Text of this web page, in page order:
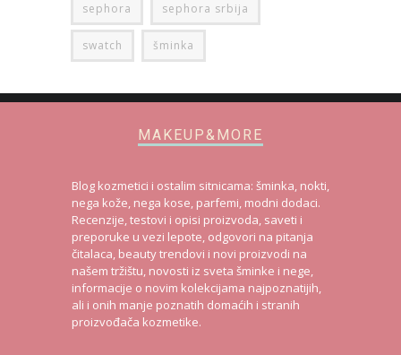
sephora sephora srbija
swatch šminka
MAKEUP&MORE
Blog kozmetici i ostalim sitnicama: šminka, nokti,
nega kože, nega kose, parfemi, modni dodaci.
Recenzije, testovi i opisi proizvoda, saveti i
preporuke u vezi lepote, odgovori na pitanja
čitalaca, beauty trendovi i novi proizvodi na
našem tržištu, novosti iz sveta šminke i nege,
informacije o novim kolekcijama najpoznatijih,
ali i onih manje poznatih domaćih i stranih
proizvođača kozmetike.